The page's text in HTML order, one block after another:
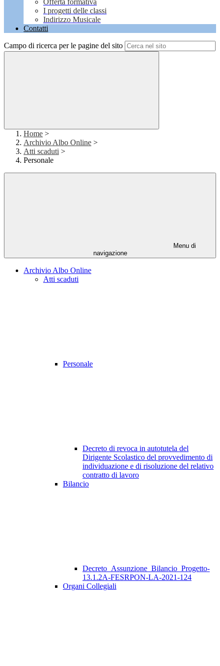
Offerta formativa
I progetti delle classi
Indirizzo Musicale
Contatti
Campo di ricerca per le pagine del sito
Home >
Archivio Albo Online >
Atti scaduti >
Personale
Menu di
navigazione
Archivio Albo Online
Atti scaduti
Personale
Decreto di revoca in autotutela del
Dirigente Scolastico del provvedimento di
individuazione e di risoluzione del relativo
contratto di lavoro
Bilancio
Decreto_Assunzione_Bilancio_Progetto-
13.1.2A-FESRPON-LA-2021-124
Organi Collegiali